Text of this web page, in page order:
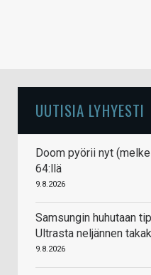
UUTISIA LYHYESTI
Doom pyörii nyt
64:llä
9.8.2026
Samsungin huhutaan
Ultrasta neljännen
9.8.2026